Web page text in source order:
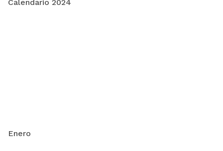
Calendario 2024
Enero